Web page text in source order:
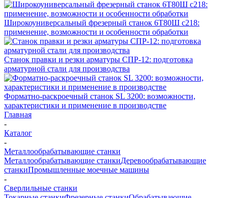
Широкоуниверсальный фрезерный станок 6Т80Ш с218:
применение, возможности и особенности обработки
Станок правки и резки арматуры СПР-12: подготовка
арматурной стали для производства
Форматно-раскроечный станок SL 3200: возможности,
характеристики и применение в производстве
Главная
-
Каталог
-
Металлообрабатывающие станки
Металлообрабатывающие станкиДеревообрабатывающие
станкиПромышленные моечные машины
-
Сверлильные станки